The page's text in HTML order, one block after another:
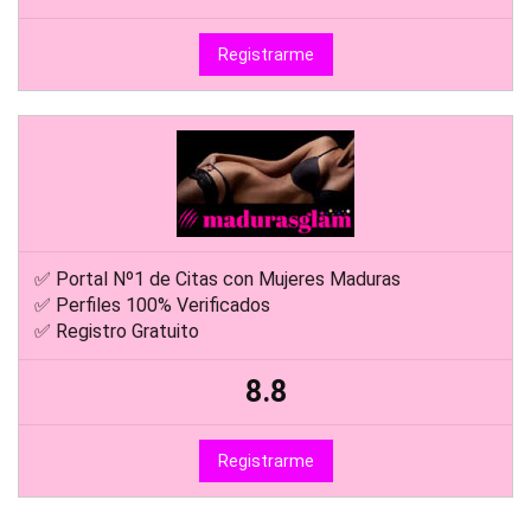
Registrarme
✅ Portal Nº1 de Citas con Mujeres Maduras
✅ Perfiles 100% Verificados
✅ Registro Gratuito
8.8
Registrarme